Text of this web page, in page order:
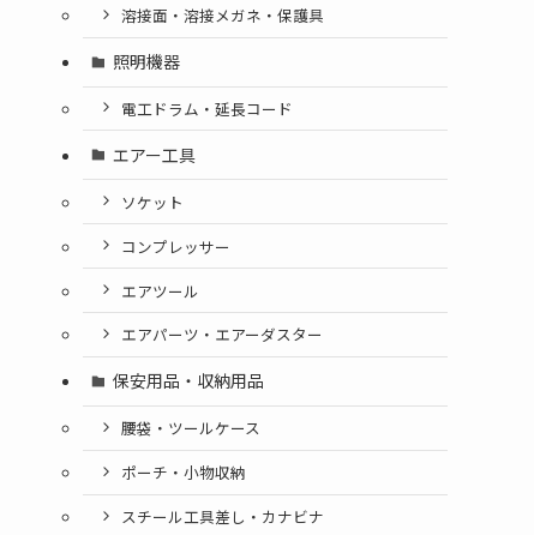
溶接面・溶接メガネ・保護具
照明機器
電工ドラム・延長コード
エアー工具
ソケット
コンプレッサー
エアツール
エアパーツ・エアーダスター
保安用品・収納用品
腰袋・ツールケース
ポーチ・小物収納
スチール工具差し・カナビナ